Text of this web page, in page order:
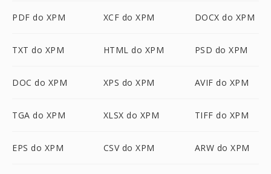
PDF do XPM XCF do XPM DOCX do XPM
TXT do XPM HTML do XPM PSD do XPM
DOC do XPM XPS do XPM AVIF do XPM
TGA do XPM XLSX do XPM TIFF do XPM
EPS do XPM CSV do XPM ARW do XPM